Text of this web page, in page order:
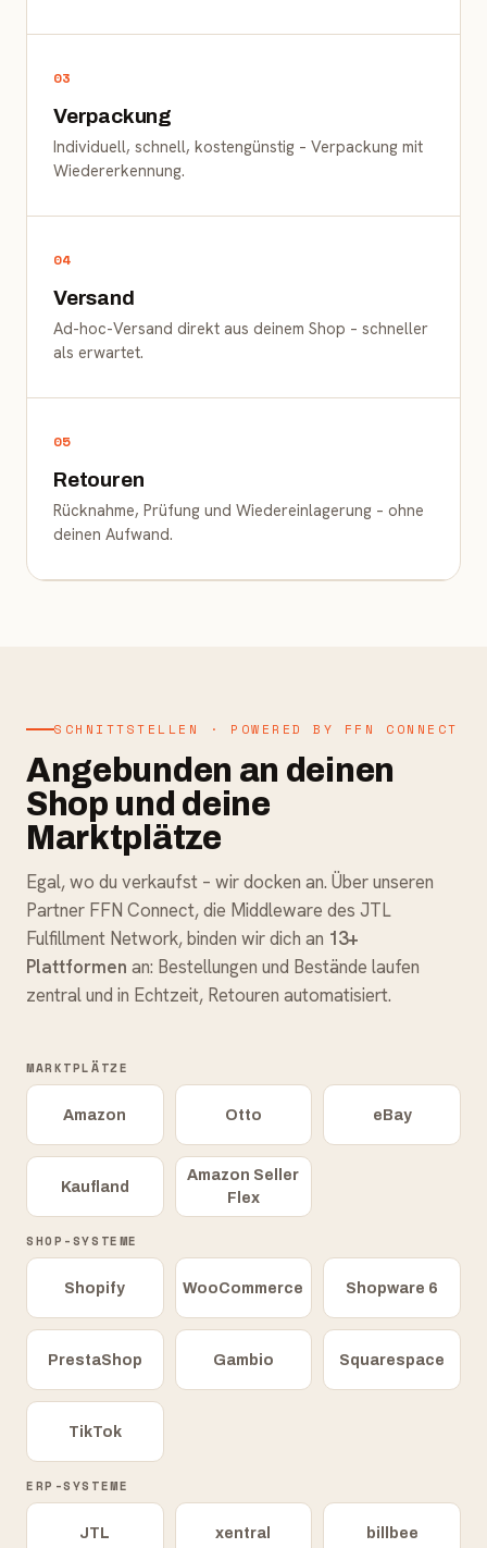
03
Verpackung
Individuell, schnell, kostengünstig – Verpackung mit
Wiedererkennung.
04
Versand
Ad-hoc-Versand direkt aus deinem Shop – schneller
als erwartet.
05
Retouren
Rücknahme, Prüfung und Wiedereinlagerung – ohne
deinen Aufwand.
SCHNITTSTELLEN · POWERED BY FFN CONNECT
Angebunden an deinen
Shop und deine
Marktplätze
Egal, wo du verkaufst – wir docken an. Über unseren
Partner FFN Connect, die Middleware des JTL
Fulfillment Network, binden wir dich an 13+
Plattformen an: Bestellungen und Bestände laufen
zentral und in Echtzeit, Retouren automatisiert.
MARKTPLÄTZE
Amazon Otto eBay
Kaufland
Amazon Seller
Flex
SHOP-SYSTEME
Shopify WooCommerce Shopware 6
PrestaShop Gambio Squarespace
TikTok
ERP-SYSTEME
JTL xentral billbee